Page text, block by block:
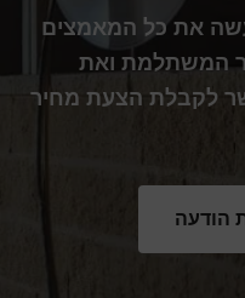
את כל המאמצים
המשתלמת ואת
לקבלת הצעת מחיר
הודעה